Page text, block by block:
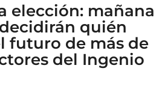
elección: mañana
quién
futuro de más de
del Ingenio